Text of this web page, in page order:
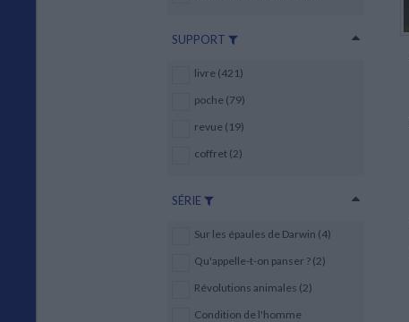
SUPPORT
livre (421)
poche (79)
revue (19)
coffret (2)
SÉRIE
Sur les épaules de Darwin (4)
Qu'appelle-t-on panser ? (2)
Révolutions animales (2)
Condition de l'homme